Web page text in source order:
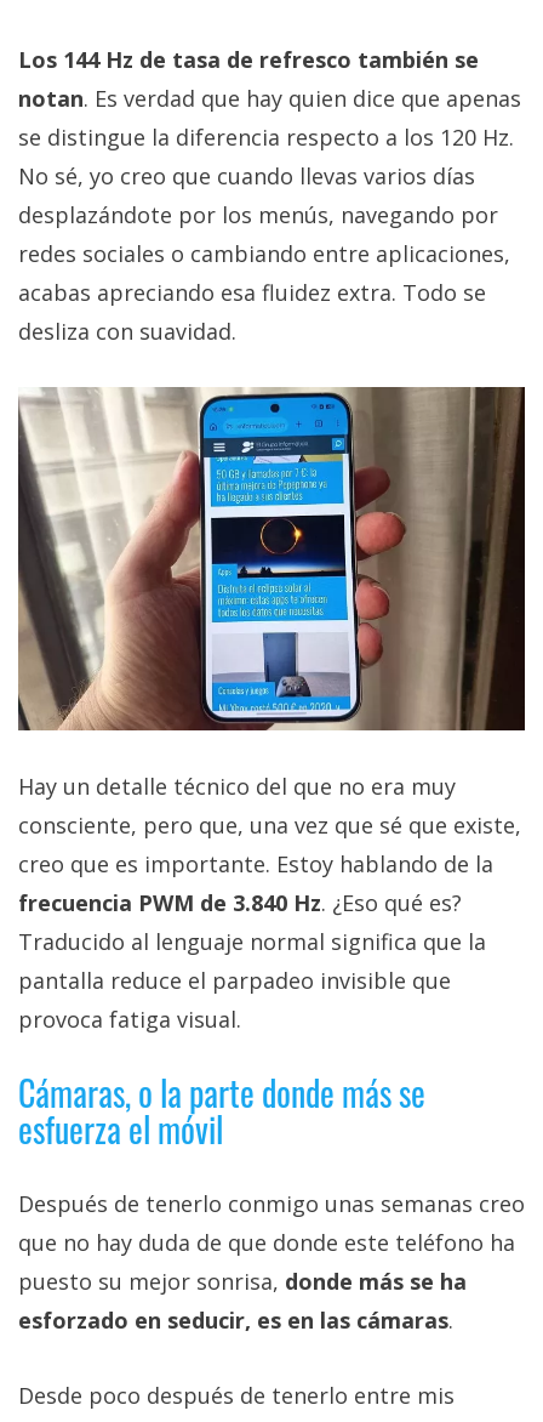
Los 144 Hz de tasa de refresco también se
notan. Es verdad que hay quien dice que apenas
se distingue la diferencia respecto a los 120 Hz.
No sé, yo creo que cuando llevas varios días
desplazándote por los menús, navegando por
redes sociales o cambiando entre aplicaciones,
acabas apreciando esa fluidez extra. Todo se
desliza con suavidad.
Hay un detalle técnico del que no era muy
consciente, pero que, una vez que sé que existe,
creo que es importante. Estoy hablando de la
frecuencia PWM de 3.840 Hz. ¿Eso qué es?
Traducido al lenguaje normal significa que la
pantalla reduce el parpadeo invisible que
provoca fatiga visual.
Cámaras, o la parte donde más se
esfuerza el móvil
Después de tenerlo conmigo unas semanas creo
que no hay duda de que donde este teléfono ha
puesto su mejor sonrisa, donde más se ha
esforzado en seducir, es en las cámaras.
Desde poco después de tenerlo entre mis